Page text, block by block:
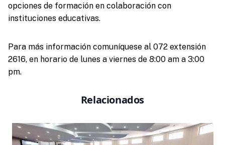
opciones de formación en colaboración con
instituciones educativas.
Para más información comuníquese al 072 extensión
2616, en horario de lunes a viernes de 8:00 am a 3:00
pm.
Relacionados